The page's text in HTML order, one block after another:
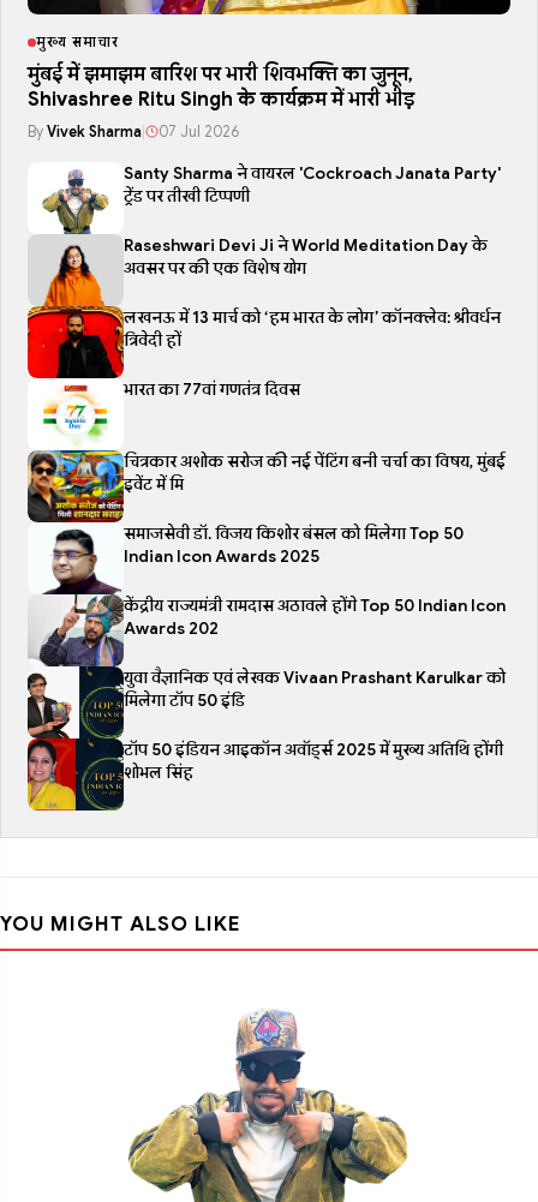
मुख्य समाचार
मुंबई में झमाझम बारिश पर भारी शिवभक्ति का जुनून,
Shivashree Ritu Singh के कार्यक्रम में भारी भीड़
By Vivek Sharma 07 Jul 2026
Santy Sharma ने वायरल 'Cockroach Janata Party'
ट्रेंड पर तीखी टिप्पणी
Raseshwari Devi Ji ने World Meditation Day के
अवसर पर की एक विशेष योग
लखनऊ में 13 मार्च को ‘हम भारत के लोग’ कॉनक्लेव: श्रीवर्धन
त्रिवेदी हों
भारत का 77वां गणतंत्र दिवस
चित्रकार अशोक सरोज की नई पेंटिंग बनी चर्चा का विषय, मुंबई
इवेंट में मि
समाजसेवी डॉ. विजय किशोर बंसल को मिलेगा Top 50
Indian Icon Awards 2025
केंद्रीय राज्यमंत्री रामदास अठावले होंगे Top 50 Indian Icon
Awards 202
युवा वैज्ञानिक एवं लेखक Vivaan Prashant Karulkar को
मिलेगा टॉप 50 इंडि
टॉप 50 इंडियन आइकॉन अवॉर्ड्स 2025 में मुख्य अतिथि होंगी
शोभल सिंह
YOU MIGHT ALSO LIKE